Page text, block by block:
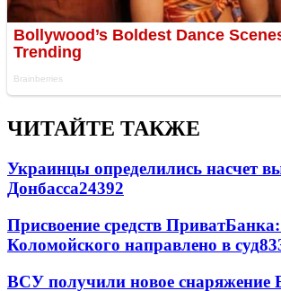
ЧИТАЙТЕ ТАКЖЕ
Украинцы определились насчет
Донбасса24392
Присвоение средств
Коломойского направлено в суд
ВСУ получили новое снаряжение